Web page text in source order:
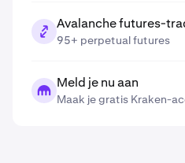
Avalanche futures-
95+ perpetual futures
Meld je nu aan
Maak je gratis Kraken-